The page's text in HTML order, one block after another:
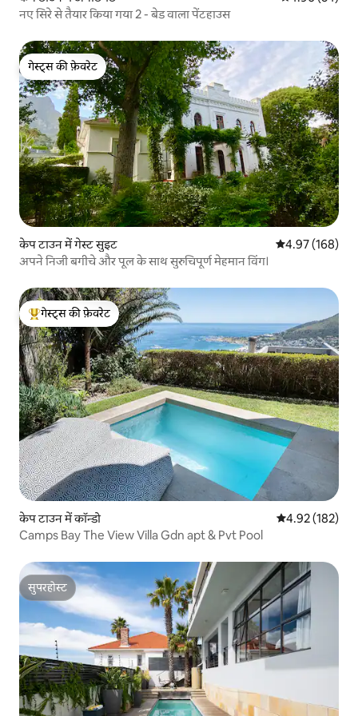
नए सिरे से तैयार किया गया 2 - बेड वाला पेंटहाउस
गेस्ट्स की फ़ेवरेट
गेस्ट्स की फ़ेवरेट
केप टाउन में गेस्ट सुइट औसत रेटिंग 5 में से
4.97 (168)
अपने निजी बगीचे और पूल के साथ सुरुचिपूर्ण मेहमान विंग।
गेस्ट्स का टॉप फ़ेवरेट
गेस्ट्स की फ़ेवरेट
केप टाउन में कॉन्डो औसत रेटिंग 5 में से
4.92 (182)
Camps Bay The View Villa Gdn apt & Pvt Pool
सुपरहोस्ट
सुपरहोस्ट